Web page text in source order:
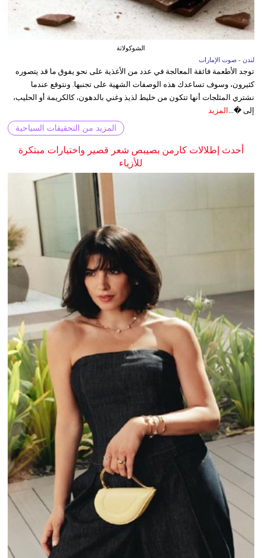
الشوكولاتة
لندن - صوت الإمارات
توجد الأطعمة فائقة المعالجة في عدد من الأغذية على نحو يفوق ما قد يتصوره
كثيرون، وسوف تساعدك هذه الوصفات الشهية على تجنبها. ونتوقع عندما
نشتري المثلجات أنها تتكون من خليط لذيذ وغني بالدهون، كالكريمة أو الحليب،
إلى �... المزيد
المزيد من التحقيقات السياحية
أحدث إطلالات كارمن بصيبص شعر قصير واختيارات مبتكرة
للأزياء